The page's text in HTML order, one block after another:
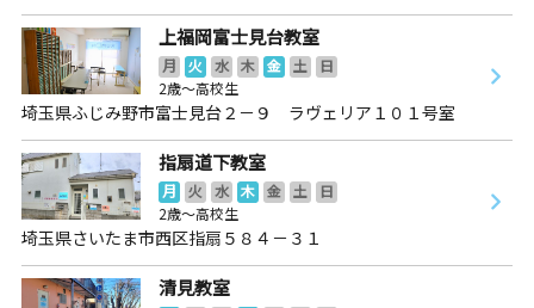
上福岡富士見台教室
月 火 水 木 金 土
日
2歳～高校生
埼玉県ふじみ野市富士見台２－９ ラヴェリア１０１号室
指扇道下教室
月 火 水 木 金 土
日
2歳～高校生
埼玉県さいたま市西区指扇５８４－３１
清見教室